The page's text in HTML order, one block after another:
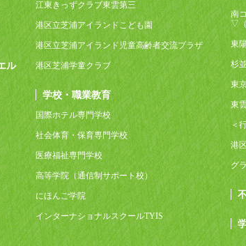
ル
江東きっずクラブ東雲第三
港区立芝浦アイランドこども園
港区立芝浦アイランド児童高齢者交流プラザ
港区芝浦学童クラブ
学校・職業教育
国際ホテル専門学校
社会体育・保育専門学校
医療福祉専門学校
高等学院（通信制サポート校）
にほんご学院
インターナショナルスクールTYIS
南
▽（
東
杉
東
東
＜
港
グ